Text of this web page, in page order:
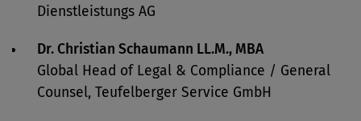
Dienstleistungs AG
Dr. Christian Schaumann LL.M., MBA
Global Head of Legal & Compliance / General
Counsel, Teufelberger Service GmbH